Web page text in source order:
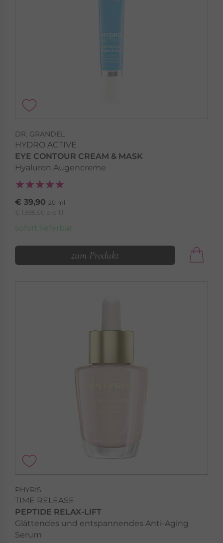
DR. GRANDEL
HYDRO ACTIVE
EYE CONTOUR CREAM & MASK
Hyaluron Augencreme
€ 39,90 20 ml
€ 1.995,00 pro 1 l
sofort lieferbar
zum Produkt
PHYRIS
TIME RELEASE
PEPTIDE RELAX-LIFT
Glättendes und entspannendes Anti-Aging
Serum